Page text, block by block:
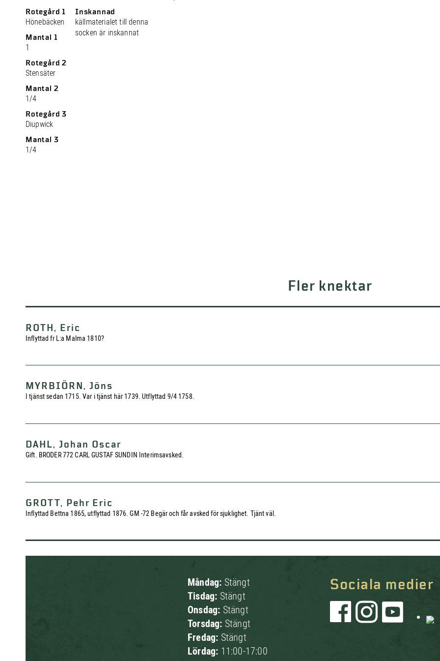
Rotegård 1
Hönebäcken
Mantal 1
1
Rotegård 2
Stensäter
Mantal 2
1/4
Rotegård 3
Diupwick
Mantal 3
1/4
Inskannad
källmaterialet till denna
socken är inskannat
Fler knektar
ROTH, Eric
Inflyttad fr L:a Malma 1810?
MYRBIÖRN, Jöns
I tjänst sedan 1715. Var i tjänst här 1739. Utflyttad 9/4 1758.
DAHL, Johan Oscar
Gift. BRODER 772 CARL GUSTAF SUNDIN Interimsavsked.
GROTT, Pehr Eric
Inflyttad Bettna 1865, utflyttad 1876. GM -72 Begär och får avsked för sjuklighet. Tjänt väl.
Måndag: Stängt
Tisdag: Stängt
Onsdag: Stängt
Torsdag: Stängt
Fredag: Stängt
Lördag: 11:00-17:00
Sociala medier